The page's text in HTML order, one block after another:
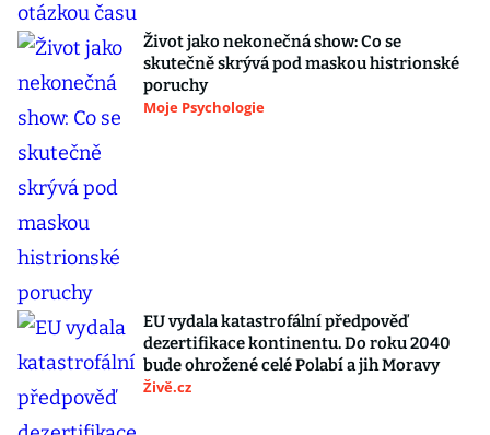
Život jako nekonečná show: Co se
skutečně skrývá pod maskou histrionské
poruchy
Moje Psychologie
EU vydala katastrofální předpověď
dezertifikace kontinentu. Do roku 2040
bude ohrožené celé Polabí a jih Moravy
Živě.cz